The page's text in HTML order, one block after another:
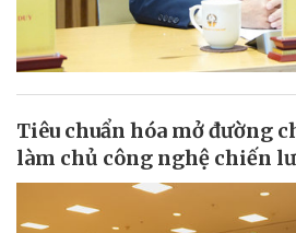
Tiêu chuẩn hóa mở đường
làm chủ công nghệ chiến